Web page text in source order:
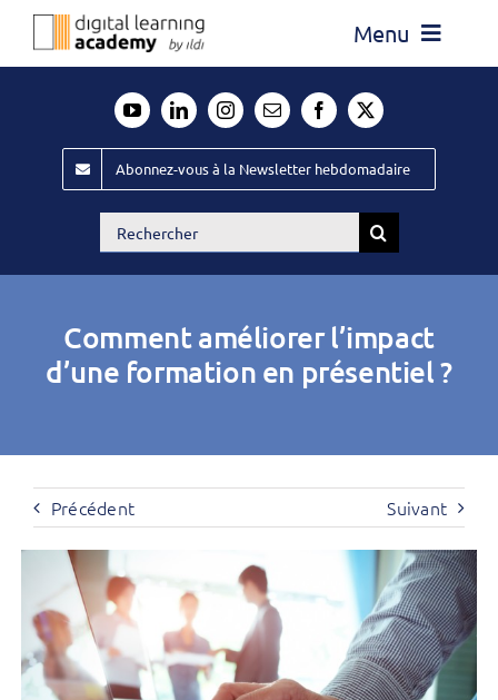
Passer
Menu
Évènements ILDI
Offres d’emploi
Publiez
Abonnez-vous à la Newsletter hebdomadaire
Rechercher:
Comment améliorer l’impact
d’une formation en présentiel ?
Précédent Suivant